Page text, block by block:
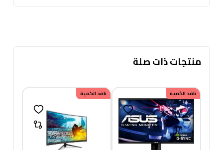
منتجات ذات صلة
نافد الكمية نافد الكمية